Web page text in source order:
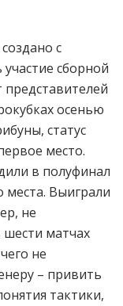
с
сборной
представителей
осенью
статус
место.
в полуфинал
места. Выиграли
не
матчах
не
– привить
тактики,